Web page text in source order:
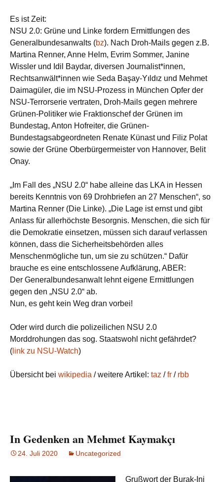
Es ist Zeit:
NSU 2.0: Grüne und Linke fordern Ermittlungen des
Generalbundesanwalts (bz). Nach Droh-Mails gegen z.B.
Martina Renner, Anne Helm, Evrim Sommer, Janine
Wissler und Idil Baydar, diversen Journalist*innen,
Rechtsanwält*innen wie Seda Başay-Yıldız und Mehmet
Daimagüler, die im NSU-Prozess in München Opfer der
NSU-Terrorserie vertraten, Droh-Mails gegen mehrere
Grünen-Politiker wie Fraktionschef der Grünen im
Bundestag, Anton Hofreiter, die Grünen-
Bundestagsabgeordneten Renate Künast und Filiz Polat
sowie der Grüne Oberbürgermeister von Hannover, Belit
Onay.
„Im Fall des „NSU 2.0“ habe alleine das LKA in Hessen
bereits Kenntnis von 69 Drohbriefen an 27 Menschen“, so
Martina Renner (Die Linke). „Die Lage ist ernst und gibt
Anlass für allerhöchste Besorgnis. Menschen, die sich für
die Demokratie einsetzen, müssen sich darauf verlassen
können, dass die Sicherheitsbehörden alles
Menschenmögliche tun, um sie zu schützen.“ Dafür
brauche es eine entschlossene Aufklärung, ABER:
Der Generalbundesanwalt lehnt eigene Ermittlungen
gegen den „NSU 2.0“ ab.
Nun, es geht kein Weg dran vorbei!
Oder wird durch die polizeilichen NSU 2.0
Morddrohungen das sog. Staatswohl nicht gefährdet?
( link zu NSU-Watch)
Übersicht bei wikipedia / weitere Artikel: taz /fr / rbb
In Gedenken an Mehmet Kaymakçı
24. Juli 2020 Uncategorized
Grußwort der Burak-Ini